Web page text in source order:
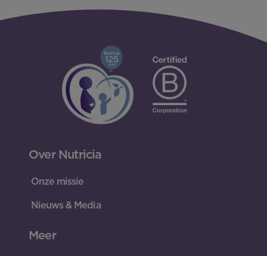
Over Nutricia
Onze missie
Nieuws & Media
Meer